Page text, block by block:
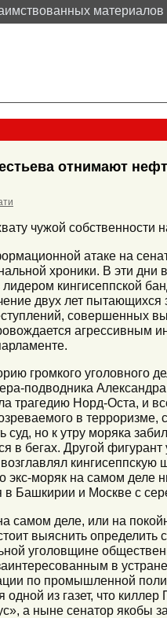
материалов
отнимают
чужой
атаке на
хроники. В эти дни
лидером кингисеппской
двух лет
совершенных
агрессивным
громкого уголовного
подводника Александра
трагедию Норд-Оста, и
в
суд, но к утру моряка
в бегах. Другой
экс-моряк на самом деле
в Башкирии и Москве с
самом деле, или на
выяснить
уголовщине
в
по промышленной
одной из газет, что
а ныне сенатор якобы